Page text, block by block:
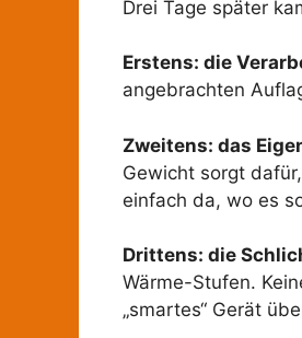
Drei Tage später
Erstens: die
angebrachten
Zweitens: das
Gewicht sorgt
einfach da, wo es
Drittens: die
Wärme-Stufen.
„smartes“ Gerät